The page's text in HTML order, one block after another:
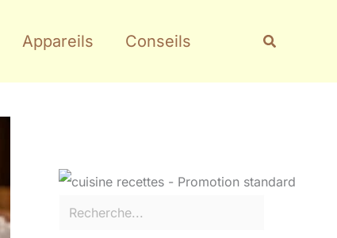
Appareils Conseils